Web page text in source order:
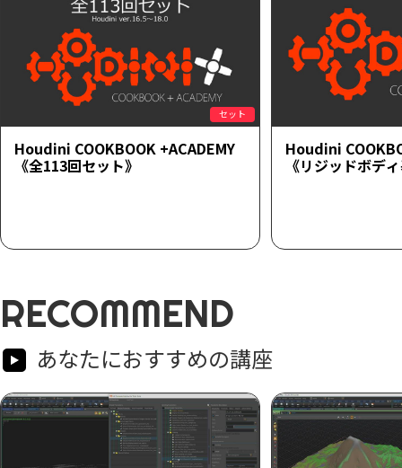
セット
Houdini COOKBOOK +ACADEMY
《全113回セット》
Houdini
《リジッドボデ
RECOMMEND
あなたにおすすめの講座